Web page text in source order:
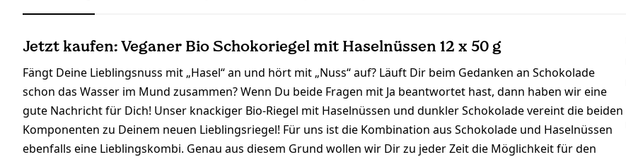
Jetzt kaufen: Veganer Bio Schokoriegel mit Haselnüssen 12 x 50 g
Fängt Deine Lieblingsnuss mit „Hasel“ an und hört mit „Nuss“ auf? Läuft Dir beim Gedanken an Schokolade
schon das Wasser im Mund zusammen? Wenn Du beide Fragen mit Ja beantwortet hast, dann haben wir eine
gute Nachricht für Dich! Unser knackiger Bio-Riegel mit Haselnüssen und dunkler Schokolade vereint die beiden
Komponenten zu Deinem neuen Lieblingsriegel! Für uns ist die Kombination aus Schokolade und Haselnüssen
ebenfalls eine Lieblingskombi. Genau aus diesem Grund wollen wir Dir zu jeder Zeit die Möglichkeit für den